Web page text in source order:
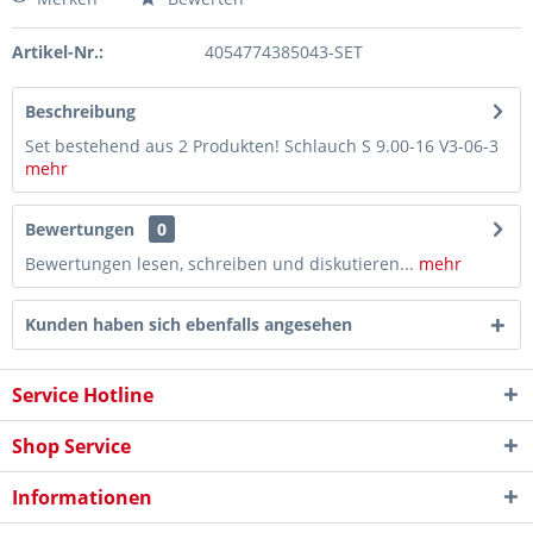
Artikel-Nr.: 4054774385043-SET
Beschreibung
Set bestehend aus 2 Produkten! Schlauch S 9.00-16 V3-06-3
mehr
Bewertungen
0
Bewertungen lesen, schreiben und diskutieren... mehr
Kunden haben sich ebenfalls angesehen
Service Hotline
Shop Service
Informationen